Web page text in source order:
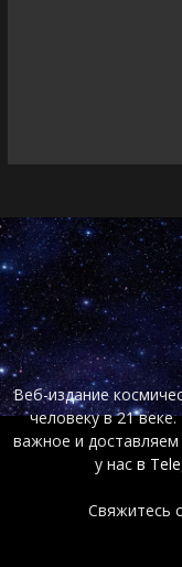
Веб-издание
человеку в 21
важное и
у нас в
Свяжитесь